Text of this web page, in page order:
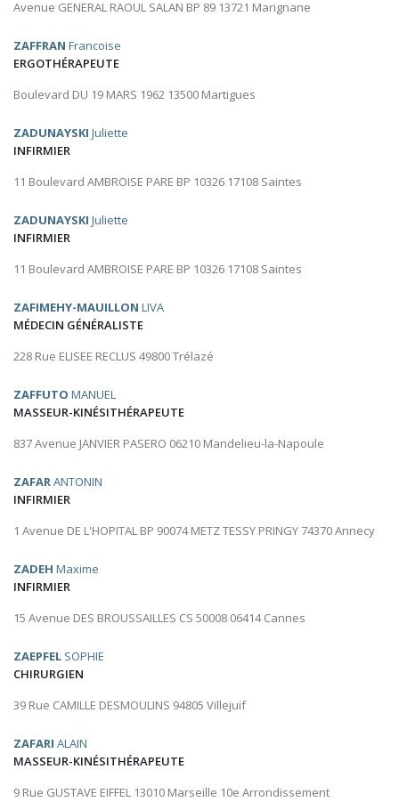
Avenue GENERAL RAOUL SALAN BP 89 13721 Marignane
ZAFFRAN Francoise
ERGOTHÉRAPEUTE
Boulevard DU 19 MARS 1962 13500 Martigues
ZADUNAYSKI Juliette
INFIRMIER
11 Boulevard AMBROISE PARE BP 10326 17108 Saintes
ZADUNAYSKI Juliette
INFIRMIER
11 Boulevard AMBROISE PARE BP 10326 17108 Saintes
ZAFIMEHY-MAUILLON LIVA
MÉDECIN GÉNÉRALISTE
228 Rue ELISEE RECLUS 49800 Trélazé
ZAFFUTO MANUEL
MASSEUR-KINÉSITHÉRAPEUTE
837 Avenue JANVIER PASERO 06210 Mandelieu-la-Napoule
ZAFARANTONIN
INFIRMIER
1 Avenue DE L'HOPITAL BP 90074 METZ TESSY PRINGY 74370 Annecy
ZADEH Maxime
INFIRMIER
15 Avenue DES BROUSSAILLES CS 50008 06414 Cannes
ZAEPFEL SOPHIE
CHIRURGIEN
39 Rue CAMILLE DESMOULINS 94805 Villejuif
ZAFARI ALAIN
MASSEUR-KINÉSITHÉRAPEUTE
9 Rue GUSTAVE EIFFEL 13010 Marseille 10e Arrondissement